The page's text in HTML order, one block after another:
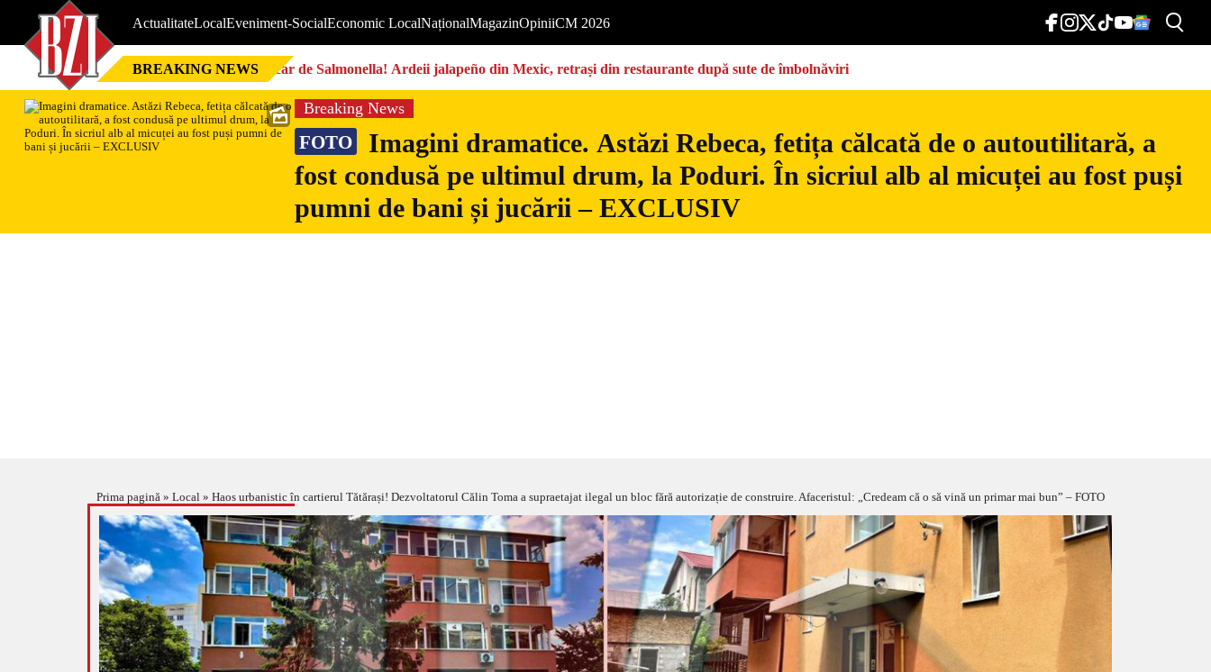
ActualitateLocalEveniment-SocialEconomic LocalNaționalMagazinOpiniiCM 2026
BREAKING NEWS Focar de Salmonella! Ardeii jalapeño din Mexic, retrași din restaurante după sute de îmbolnăviri
Breaking News
FOTO
Imagini dramatice. Astăzi Rebeca, fetița călcată de o autoutilitară, a
fost condusă pe ultimul drum, la Poduri. În sicriul alb al micuței au fost puși
pumni de bani și jucării – EXCLUSIV
Prima pagină » Local » Haos urbanistic în cartierul Tătărași! Dezvoltatorul Călin Toma a supraetajat ilegal un bloc fără autorizație de construire. Afaceristul: „Credeam că o să vină un primar mai bun” – FOTO